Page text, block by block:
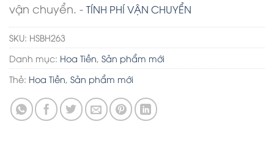
vận chuyển. - TÍNH PHÍ VẬN CHUYỂN
SKU: HSBH263
Danh mục: Hoa Tiền, Sản phẩm mới
Thẻ: Hoa Tiền, Sản phẩm mới